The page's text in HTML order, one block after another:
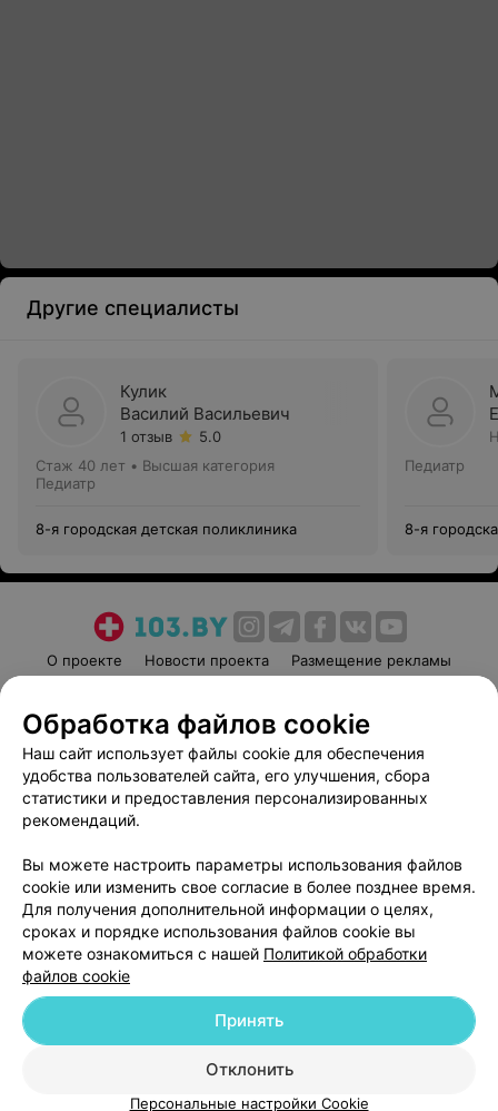
Другие специалисты
Кулик
Василий Васильевич
1 отзыв
5.0
Стаж 40 лет • Высшая категория
Педиатр
8-я городская детская поликлиника
Педиатр
8-я
О проекте Новости проекта
Размещение рекламы
Пользовательское соглашение
Способы оплаты
Вакансии
Партнеры
Написать руководителю 103.by
Обработка персональных данных
© 2026 ООО «Артокс Лаб», УНП 191700409
| 220012, Республика Беларусь,
Служба поддержки +375 291212755
Обработка файлов cookie
Наш сайт использует файлы cookie для обеспечения
удобства пользователей сайта, его улучшения, сбора
статистики и предоставления персонализированных
рекомендаций.
Вы можете настроить параметры использования файлов
cookie или изменить свое согласие в более позднее время.
Для получения дополнительной информации о целях,
сроках и порядке использования файлов cookie вы
можете ознакомиться с нашей Политикой обработки
файлов cookie
Отклонить
Принять
Персональные настройки Cookie